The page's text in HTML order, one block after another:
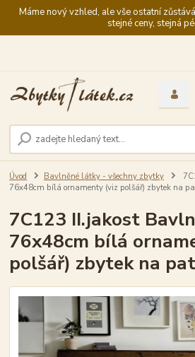
Máme nový vzhled, ale vše ostatní
stejné ceny, stejná
Úvod Bavlněné látky - všechny zbytky
76x48cm bílá ornamenty (viz polšář) zbytek na
7C123 II.jakost
76x48cm bílá
polšář) zbytek na